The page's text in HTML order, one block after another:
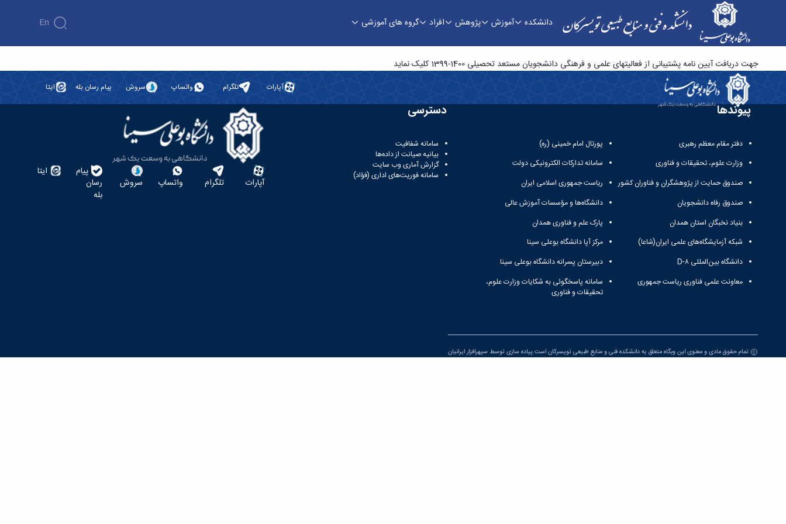
دانشکده آموزش پژوهش افراد گروه های آموزشی En
جهت دریافت آیین نامه پشتیبانی از فعالیتهای علمی و فرهنگی دانشجویان مستعد تحصیلی 1400-1399 کلیک نماید
آپارات تلگرام واتساپ سروش پیام رسان بله ایتا
پیوندها
دفتر مقام معظم رهبری
وزارت علوم، تحقیقات و فناوری
صندوق حمایت از پژوهشگران و فناوران کشور
صندوق رفاه دانشجویان
بنیاد نخبگان استان همدان
شبکه آزمایشگاه‌های علمی ایران(شاعا)
دانشگاه بین‌المللی D-۸
معاونت علمی فناوری ریاست جمهوری
پورتال امام خمینی (ره)
سامانه تدارکات الکترونیکی دولت
ریاست جمهوری اسلامی ایران
دانشگاه‌ها و مؤسسات آموزش عالی
پارک علم و فناوری همدان
مرکز آپا دانشگاه بوعلی سینا
دبیرستان پسرانه دانشگاه بوعلی سینا
سامانه پاسخگوئی به شکایات وزارت علوم،
تحقیقات و فناوری
دسترسی
سامانه شفافیت
بیانیه صیانت از داده‌ها
گزارش آماری وب‌ سایت
سامانه فوریت‌های اداری (فؤاد)
آپارات تلگرام واتساپ سروش
پیام
رسان
بله
ایتا
تمام حقوق مادی و معنوی این وبگاه متعلق به دانشکده فنی و منابع طبیعی تویسرکان است.پیاده سازی توسط سپهرافزار ایرانیان